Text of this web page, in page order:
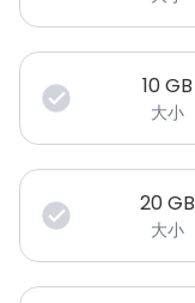
10GB
大小
20GB
大小